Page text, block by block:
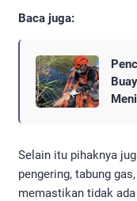
Baca juga:
Selain itu pihaknya
pengering, tabung
memastikan tidak